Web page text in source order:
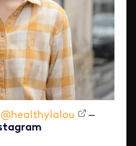
@healthylalou
–